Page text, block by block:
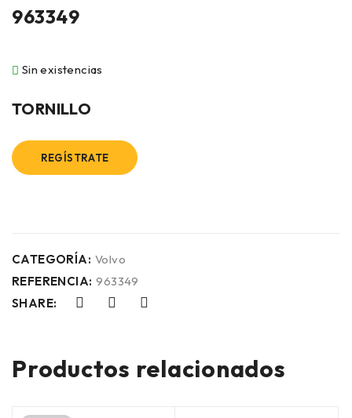
963349
Sin existencias
TORNILLO
REGÍSTRATE
CATEGORÍA: Volvo
REFERENCIA: 963349
SHARE:
Productos relacionados